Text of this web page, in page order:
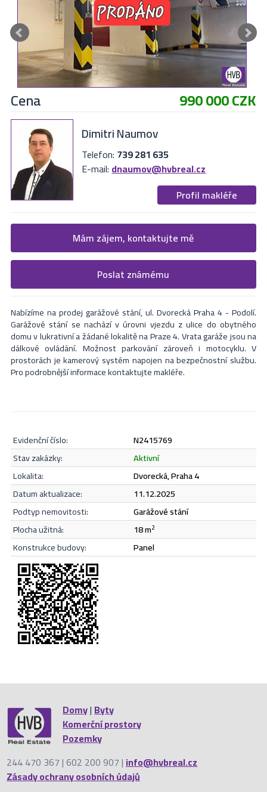
Cena 990 000 CZK
Dimitri Naumov
Telefon: 739 281 635
E-mail:dnaumov@hvbreal.cz
Profil makléře
Žádost o více informací
Vyplňte následující formulář. Upřesněte, co by Vás zajímalo. V
nejbližší Vás naši makléři kontaktují.
Souhlasím sezásadami ochrany osobních údajů.
Odeslat
Mám zájem, kontaktujte mě
Formulář odešle nabídku na uvedený email
Poslat známému
Nabízíme na prodej garážové stání, ul. Dvorecká Praha 4 - Podolí.
Garážové stání se nachází v úrovni vjezdu z ulice do obytného
domu v lukrativní a žádané lokalitě na Praze 4. Vrata garáže jsou na
dálkové ovládání. Možnost parkování zároveň i motocyklu. V
prostorách je kamerový systém napojen na bezpečnostní službu.
Pro podrobnější informace kontaktujte makléře.
evidenční číslo:
N2415769
stav zakázky:
aktivní
lokalita:
Dvorecká, Praha 4
datum aktualizace:
11.12.2025
podtyp nemovitosti:
garážové stání
plocha užitná:
18 m2
konstrukce budovy: panel
Domy|Byty
Komerční prostory
Pozemky
244 470 367 | 602 200 907 |info@hvbreal.cz
Zásady ochrany osobních údajů